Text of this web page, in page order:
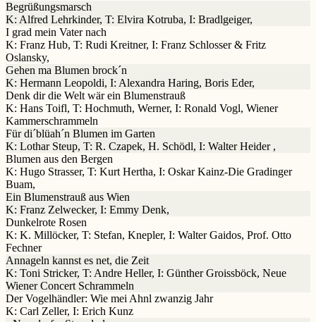
Begrüßungsmarsch
K: Alfred Lehrkinder, T: Elvira Kotruba, I: Bradlgeiger,
I grad mein Vater nach
K: Franz Hub, T: Rudi Kreitner, I: Franz Schlosser & Fritz
Oslansky,
Gehen ma Blumen brock´n
K: Hermann Leopoldi, I: Alexandra Haring, Boris Eder,
Denk dir die Welt wär ein Blumenstrauß
K: Hans Toifl, T: Hochmuth, Werner, I: Ronald Vogl, Wiener
Kammerschrammeln
Für di´blüah´n Blumen im Garten
K: Lothar Steup, T: R. Czapek, H. Schödl, I: Walter Heider ,
Blumen aus den Bergen
K: Hugo Strasser, T: Kurt Hertha, I: Oskar Kainz-Die Gradinger
Buam,
Ein Blumenstrauß aus Wien
K: Franz Zelwecker, I: Emmy Denk,
Dunkelrote Rosen
K: K. Millöcker, T: Stefan, Knepler, I: Walter Gaidos, Prof. Otto
Fechner
Annageln kannst es net, die Zeit
K: Toni Stricker, T: Andre Heller, I: Günther Groissböck, Neue
Wiener Concert Schrammeln
Der Vogelhändler: Wie mei Ahnl zwanzig Jahr
K: Carl Zeller, I: Erich Kunz